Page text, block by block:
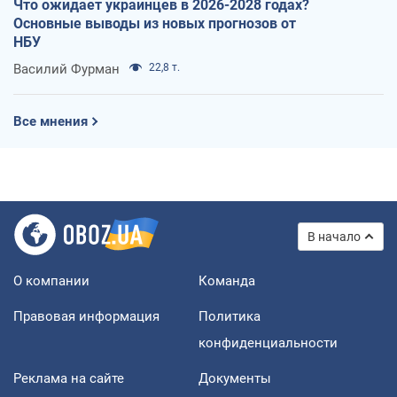
Что ожидает украинцев в 2026-2028 годах?
Основные выводы из новых прогнозов от
НБУ
Василий Фурман 22,8 т.
Все мнения
В начало
О компании Команда
Правовая информация
Политика
конфиденциальности
Реклама на сайте Документы